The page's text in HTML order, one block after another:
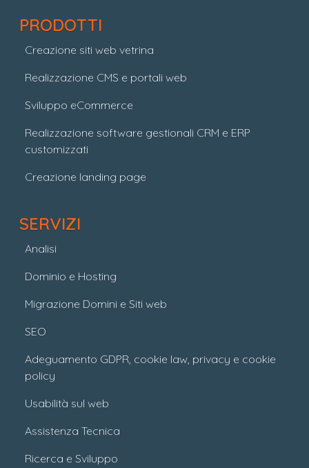
PRODOTTI
Creazione siti web vetrina
Realizzazione CMS e portali web
Sviluppo eCommerce
Realizzazione software gestionali CRM e ERP
customizzati
Creazione landing page
SERVIZI
Analisi
Dominio e Hosting
Migrazione Domini e Siti web
SEO
Adeguamento GDPR, cookie law, privacy e cookie
policy
Usabilità sul web
Assistenza Tecnica
Ricerca e Sviluppo